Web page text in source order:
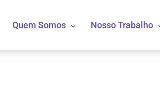
Quem Somos Nosso Trabalho